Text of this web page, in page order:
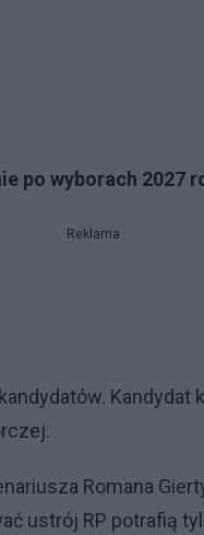
po wyborach 2027
Reklama
Romana
ustrój RP potrafią